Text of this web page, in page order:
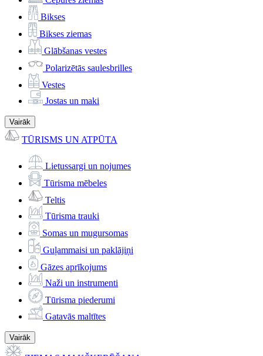
Bikses
Bikses ziemas
Glābšanas vestes
Polarizētās saulesbrilles
Vestes
Jostas un maki
Vairāk
TŪRISMS UN ATPŪTA
Lietussargi un nojumes
Tūrisma mēbeles
Teltis
Tūrisma trauki
Somas un mugursomas
Guļammaisi un paklājiņi
Gāzes aprīkojums
Naži un instrumenti
Tūrisma piederumi
Gatavās maltītes
Vairāk